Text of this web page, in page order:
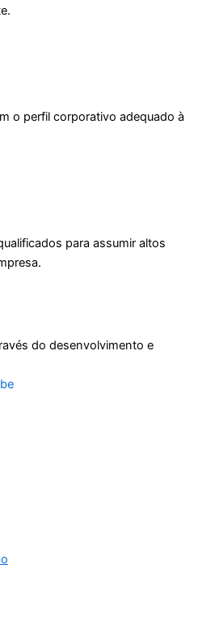
o perfil corporativo adequado à
para assumir altos
do desenvolvimento e